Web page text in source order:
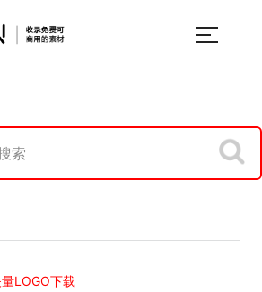
LOGO下载